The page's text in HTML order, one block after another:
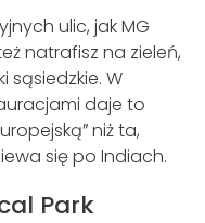
ulic, jak MG
natrafisz na zieleń,
sąsiedzkie. W
daje to
niż ta,
się po Indiach.
Park